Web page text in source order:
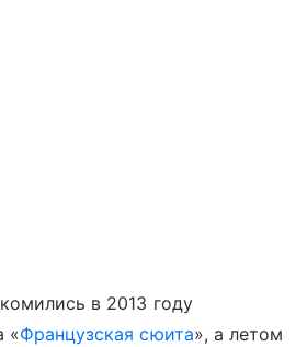
в 2013 году
«Французская сюита», а летом